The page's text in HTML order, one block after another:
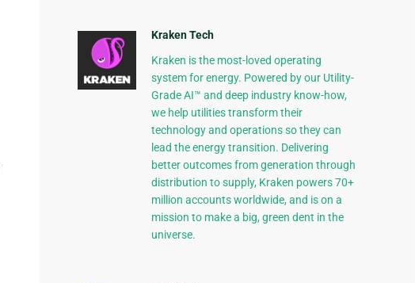
Kraken Tech
Kraken is the most-loved operating
system for energy. Powered by our Utility-
Grade AI™ and deep industry know-how,
we help utilities transform their
technology and operations so they can
lead the energy transition. Delivering
better outcomes from generation through
distribution to supply, Kraken powers 70+
million accounts worldwide, and is on a
mission to make a big, green dent in the
universe.